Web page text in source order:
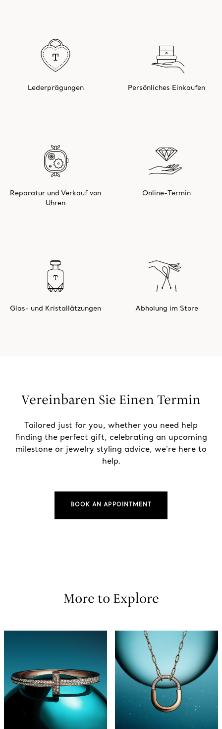
Lederprägungen Persönliches Einkaufen
Reparatur und Verkauf von
Uhren
Online-Termin
Glas- und Kristallätzungen Abholung im Store
Vereinbaren Sie Einen Termin
Tailored just for you, whether you need help
finding the perfect gift, celebrating an upcoming
milestone or jewelry styling advice, we’re here to
help.
BOOK AN APPOINTMENT
More to Explore